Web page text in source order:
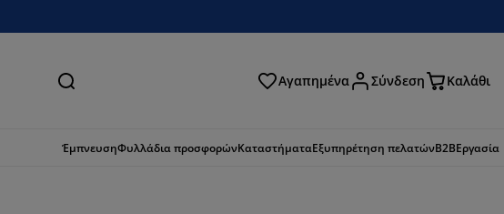
Αναζήτηση Αγαπημένα Σύνδεση Καλάθι
ΈμπνευσηΦυλλάδια προσφορώνΚαταστήματαΕξυπηρέτηση πελατώνB2BΕργασία